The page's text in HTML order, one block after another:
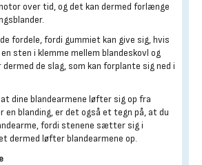
over tid, og det kan dermed forlænge
fordele, fordi gummiet kan give sig, hvis
sten i klemme mellem blandeskovl og
de slag, som kan forplante sig ned i
dine blandearmene løfter sig op fra
en blanding, er det også et tegn på, at du
fordi stenene sætter sig i
dermed løfter blandearmene op.